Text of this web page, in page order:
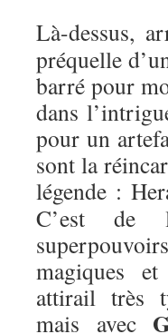
Là-dessus,
préquelle
barré pour
dans
pour un
sont la
légende :
C’est de
magiques
attirail très
mais avec